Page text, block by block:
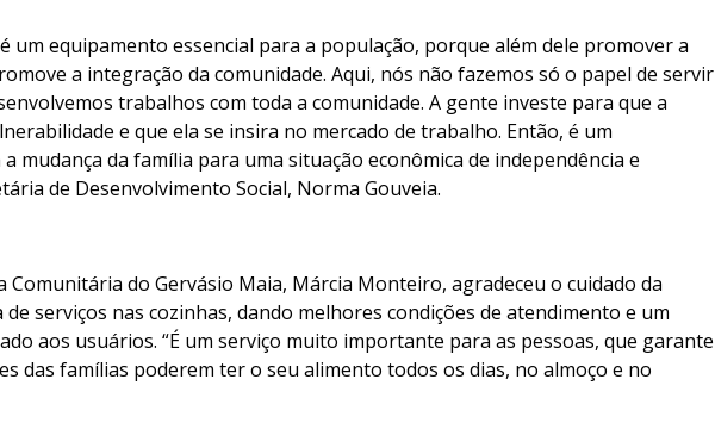
um equipamento essencial para a população, porque além dele promover a
a integração da comunidade. Aqui, nós não fazemos só o papel de servir
trabalhos com toda a comunidade. A gente investe para que a
e que ela se insira no mercado de trabalho. Então, é um
mudança da família para uma situação econômica de independência e
de Desenvolvimento Social, Norma Gouveia.
Comunitária do Gervásio Maia, Márcia Monteiro, agradeceu o cuidado da
serviços nas cozinhas, dando melhores condições de atendimento e um
aos usuários. “É um serviço muito importante para as pessoas, que garante
das famílias poderem ter o seu alimento todos os dias, no almoço e no